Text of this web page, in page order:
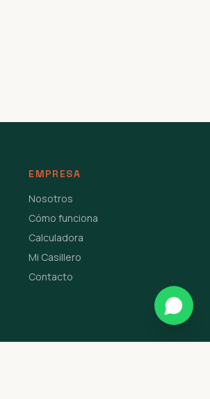
EMPRESA
Nosotros
Cómo funciona
Calculadora
Mi Casillero
Contacto